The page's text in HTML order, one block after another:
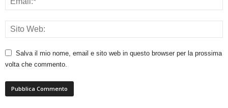
Salva il mio nome, email e sito web in questo browser per la prossima
volta che commento.